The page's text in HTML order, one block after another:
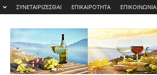
ΣΥΝΕΤΑΙΡΙΖΕΣΘΑΙ ΕΠΙΚΑΙΡΟΤΗΤΑ ΕΠΙΚΟΙΝΩΝΙΑ